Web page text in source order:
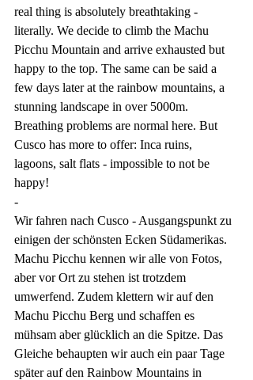
real thing is absolutely breathtaking -
literally. We decide to climb the Machu
Picchu Mountain and arrive exhausted but
happy to the top. The same can be said a
few days later at the rainbow mountains, a
stunning landscape in over 5000m.
Breathing problems are normal here. But
Cusco has more to offer: Inca ruins,
lagoons, salt flats - impossible to not be
happy!
-
Wir fahren nach Cusco - Ausgangspunkt zu
einigen der schönsten Ecken Südamerikas.
Machu Picchu kennen wir alle von Fotos,
aber vor Ort zu stehen ist trotzdem
umwerfend. Zudem klettern wir auf den
Machu Picchu Berg und schaffen es
mühsam aber glücklich an die Spitze. Das
Gleiche behaupten wir auch ein paar Tage
später auf den Rainbow Mountains in